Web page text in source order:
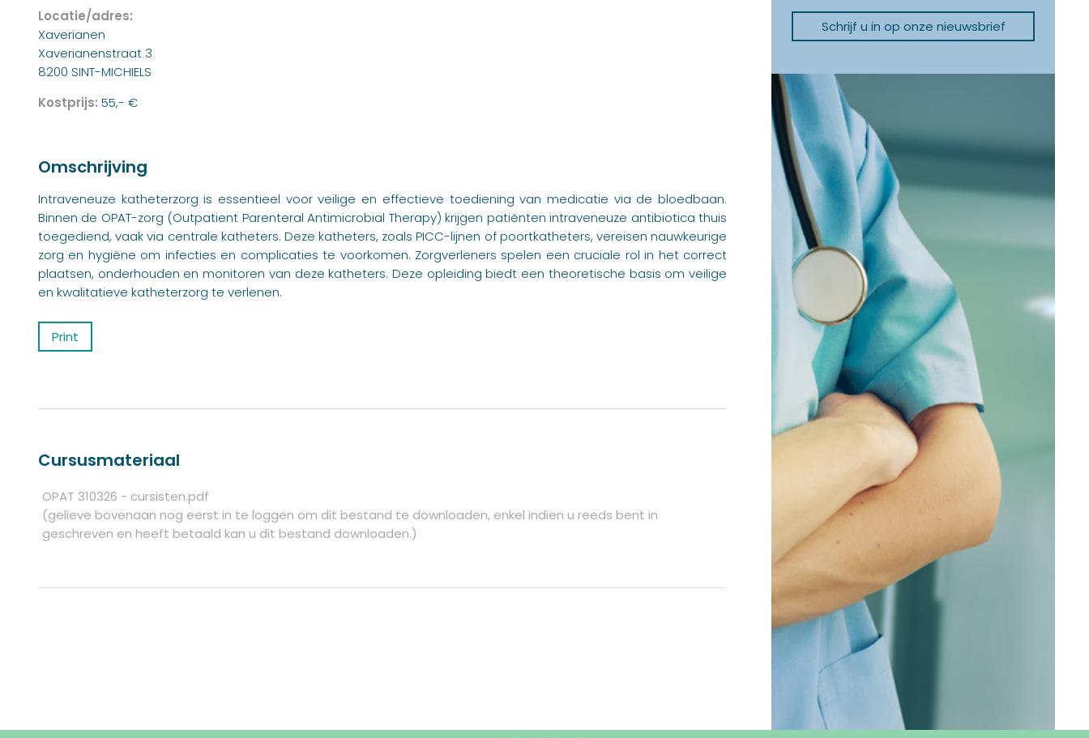
Schrijf u in op onze nieuwsbrief
Locatie/adres:
Xaverianen
Xaverianenstraat 3
8200 SINT-MICHIELS
Kostprijs: 55,- €
Omschrijving
Intraveneuze katheterzorg is essentieel voor veilige en effectieve toediening van medicatie via de bloedbaan.
Binnen de OPAT-zorg (Outpatient Parenteral Antimicrobial Therapy) krijgen patiënten intraveneuze antibiotica thuis
toegediend, vaak via centrale katheters. Deze katheters, zoals PICC-lijnen of poortkatheters, vereisen nauwkeurige
zorg en hygiëne om infecties en complicaties te voorkomen. Zorgverleners spelen een cruciale rol in het correct
plaatsen, onderhouden en monitoren van deze katheters. Deze opleiding biedt een theoretische basis om veilige
en kwalitatieve katheterzorg te verlenen.
Print
Cursusmateriaal
OPAT 310326 - cursisten.pdf
(gelieve bovenaan nog eerst in te loggen om dit bestand te downloaden, enkel indien u reeds bent in
geschreven en heeft betaald kan u dit bestand downloaden.)